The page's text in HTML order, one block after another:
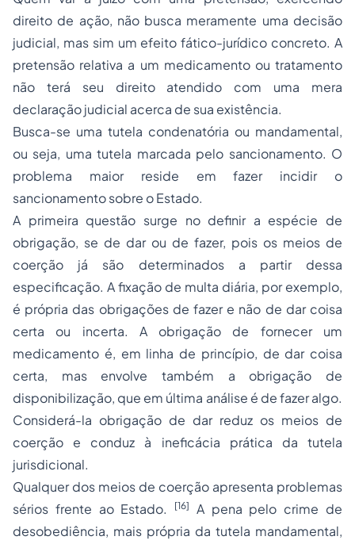
direito de ação, não busca meramente uma decisão
judicial, mas sim um efeito fático-jurídico concreto. A
pretensão relativa a um medicamento ou tratamento
não terá seu direito atendido com uma mera
declaração judicial acerca de sua existência.
Busca-se uma tutela condenatória ou mandamental,
ou seja, uma tutela marcada pelo sancionamento. O
problema maior reside em fazer incidir o
sancionamento sobre o Estado.
A primeira questão surge no definir a espécie de
obrigação, se de dar ou de fazer, pois os meios de
coerção já são determinados a partir dessa
especificação. A fixação de multa diária, por exemplo,
é própria das obrigações de fazer e não de dar coisa
certa ou incerta. A obrigação de fornecer um
medicamento é, em linha de princípio, de dar coisa
certa, mas envolve também a obrigação de
disponibilização, que em última análise é de fazer algo.
Considerá-la obrigação de dar reduz os meios de
coerção e conduz à ineficácia prática da tutela
jurisdicional.
Qualquer dos meios de coerção apresenta problemas
sérios frente ao Estado.
[16]
A pena pelo crime de
desobediência, mais própria da tutela mandamental,